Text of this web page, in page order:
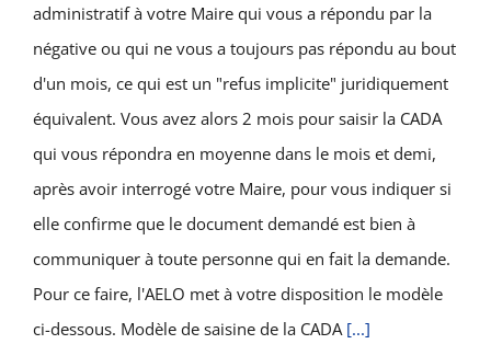
administratif à votre Maire qui vous a répondu par la
négative ou qui ne vous a toujours pas répondu au bout
d'un mois, ce qui est un "refus implicite" juridiquement
équivalent. Vous avez alors 2 mois pour saisir la CADA
qui vous répondra en moyenne dans le mois et demi,
après avoir interrogé votre Maire, pour vous indiquer si
elle confirme que le document demandé est bien à
communiquer à toute personne qui en fait la demande.
Pour ce faire, l'AELO met à votre disposition le modèle
ci-dessous. Modèle de saisine de la CADA [...]